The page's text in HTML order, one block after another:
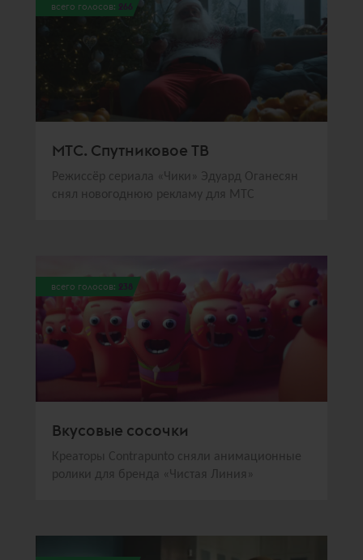
всего голосов: 266
МТС. Спутниковое ТВ
Режиссёр сериала «Чики» Эдуард Оганесян
снял новогоднюю рекламу для МТС
всего голосов: 238
Вкусовые сосочки
Креаторы Contrаpunto сняли анимационные
ролики для бренда «Чистая Линия»